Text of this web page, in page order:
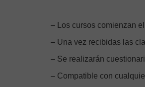
– Los cursos comienzan el
– Una vez recibidas las
– Se realizarán
– Compatible con cualquier